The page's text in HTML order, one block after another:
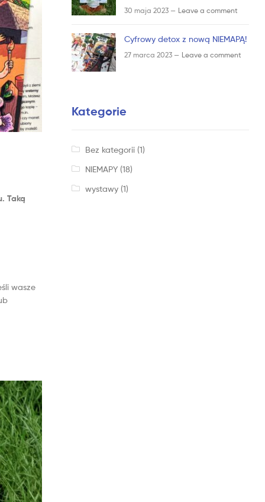
Taką
wasze
30 maja 2023 — Leave a comment
Cyfrowy detox z nową NIEMAPĄ!
27 marca 2023 — Leave a comment
Kategorie
Bez kategorii(1)
NIEMAPY(18)
wystawy(1)